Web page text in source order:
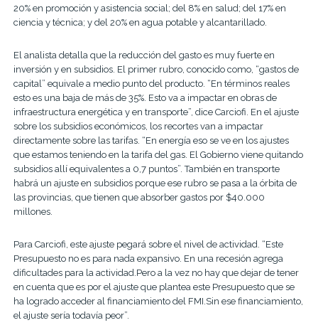
20% en promoción y asistencia social; del 8% en salud; del 17% en
ciencia y técnica; y del 20% en agua potable y alcantarillado.
El analista detalla que la reducción del gasto es muy fuerte en
inversión y en subsidios. El primer rubro, conocido como, “gastos de
capital” equivale a medio punto del producto. “En términos reales
esto es una baja de más de 35%. Esto va a impactar en obras de
infraestructura energética y en transporte”, dice Carciofi. En el ajuste
sobre los subsidios económicos, los recortes van a impactar
directamente sobre las tarifas. “En energía eso se ve en los ajustes
que estamos teniendo en la tarifa del gas. El Gobierno viene quitando
subsidios allí equivalentes a 0,7 puntos”. También en transporte
habrá un ajuste en subsidios porque ese rubro se pasa a la órbita de
las provincias, que tienen que absorber gastos por $40.000
millones.
Para Carciofi, este ajuste pegará sobre el nivel de actividad. “Este
Presupuesto no es para nada expansivo. En una recesión agrega
dificultades para la actividad.Pero a la vez no hay que dejar de tener
en cuenta que es por el ajuste que plantea este Presupuesto que se
ha logrado acceder al financiamiento del FMI.Sin ese financiamiento,
el ajuste sería todavía peor”.